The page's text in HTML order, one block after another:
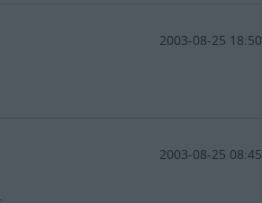
2003-08-25 18:50
2003-08-25 08:45